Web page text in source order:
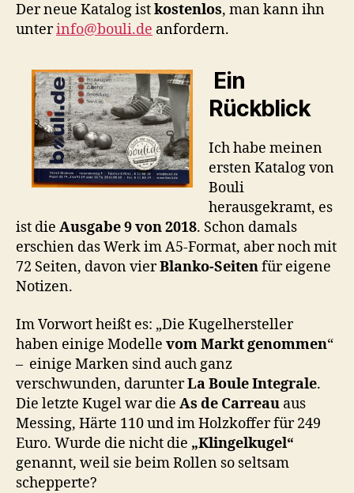
Der neue Katalog istkostenlos, man kann ihn
unterinfo@bouli.de anfordern.
Ein
Rückblick
Ich habe meinen
ersten Katalog von
Bouli
herausgekramt, es
ist die Ausgabe 9 von 2018. Schon damals
erschien das Werk im A5-Format, aber noch mit
72 Seiten, davon vierBlanko-Seitenfür eigene
Notizen.
Im Vorwort heißt es: „Die Kugelhersteller
haben einige Modelle vom Markt genommen“
– einige Marken sind auch ganz
verschwunden, darunterLa Boule Integrale.
Die letzte Kugel war die As de Carreau aus
Messing, Härte 110 und im Holzkoffer für 249
Euro. Wurde die nicht die „Klingelkugel“
genannt, weil sie beim Rollen so seltsam
schepperte?